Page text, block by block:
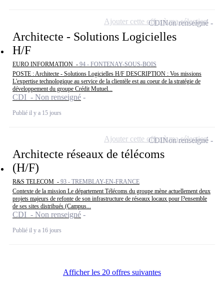
Architecte - Solutions Logicielles
H/F
EURO INFORMATION - 94 - FONTENAY-SOUS-BOIS
POSTE : Architecte - Solutions Logicielles H/F DESCRIPTION : Vos missions
L'expertise technologique au service de la clientèle est au coeur de la stratégie de
développement du groupe Crédit Mutuel...
CDI - Non renseigné
Publié il y a 15 jours
CDINon renseigné
Ajouter cette offre à ma sélection
Architecte réseaux de télécoms
(H/F)
R&S TELECOM - 93 - TREMBLAY-EN-FRANCE
Contexte de la mission Le département Télécoms du groupe mène actuellement deux
projets majeurs de refonte de son infrastructure de réseaux locaux pour l?ensemble
de ses sites distribués (Campus...
CDI - Non renseigné
Publié il y a 16 jours
CDINon renseigné
Ajouter cette offre à ma sélection
Afficher les 20 offres suivantes